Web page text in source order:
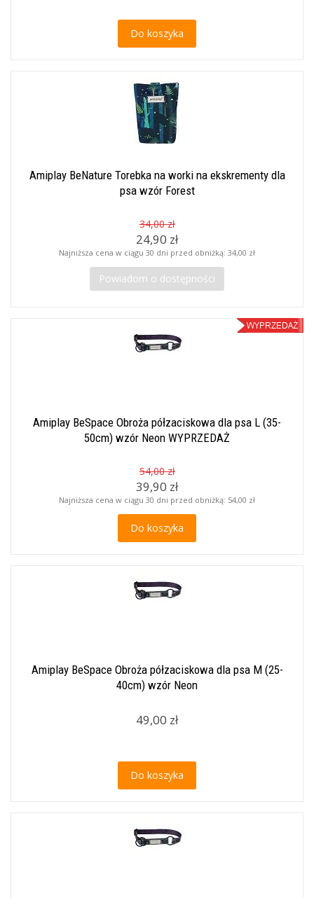
Do koszyka
Amiplay BeNature Torebka na worki na ekskrementy dla
psa wzór Forest
34,00 zł
24,90 zł
Najniższa cena w ciągu 30 dni przed obniżką: 34,00 zł
Powiadom o dostępności
Amiplay BeSpace Obroża półzaciskowa dla psa L (35-
50cm) wzór Neon WYPRZEDAŻ
54,00 zł
39,90 zł
Najniższa cena w ciągu 30 dni przed obniżką: 54,00 zł
Do koszyka
Amiplay BeSpace Obroża półzaciskowa dla psa M (25-
40cm) wzór Neon
49,00 zł
Do koszyka